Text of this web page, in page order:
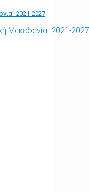
2021-2027
Μακεδονία" 2021-2027